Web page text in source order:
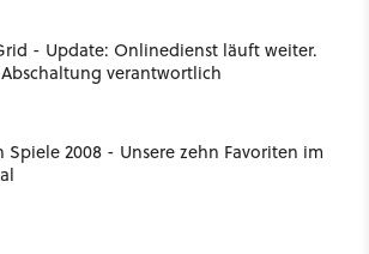
- Update: Onlinedienst läuft weiter.
verantwortlich
Spiele 2008 - Unsere zehn Favoriten im